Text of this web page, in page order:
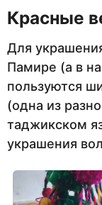
Красные
Для
Памире (а в
пользуются
(одна из
таджикском
украшения